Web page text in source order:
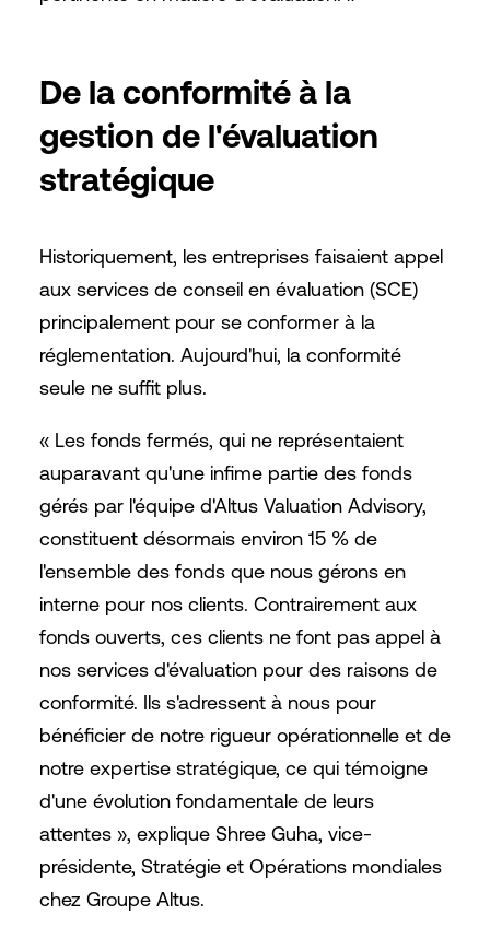
De la conformité à la
gestion de l'évaluation
stratégique
Historiquement, les entreprises faisaient appel
aux services de conseil en évaluation (SCE)
principalement pour se conformer à la
réglementation. Aujourd'hui, la conformité
seule ne suffit plus.
« Les fonds fermés, qui ne représentaient
auparavant qu'une infime partie des fonds
gérés par l'équipe d'Altus Valuation Advisory,
constituent désormais environ 15 % de
l'ensemble des fonds que nous gérons en
interne pour nos clients. Contrairement aux
fonds ouverts, ces clients ne font pas appel à
nos services d'évaluation pour des raisons de
conformité. Ils s'adressent à nous pour
bénéficier de notre rigueur opérationnelle et de
notre expertise stratégique, ce qui témoigne
d'une évolution fondamentale de leurs
attentes », explique Shree Guha, vice-
présidente, Stratégie et Opérations mondiales
chez Groupe Altus.